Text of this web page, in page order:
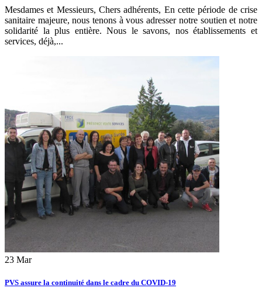
Mesdames et Messieurs, Chers adhérents, En cette période de crise
sanitaire majeure, nous tenons à vous adresser notre soutien et notre
solidarité la plus entière. Nous le savons, nos établissements et
services, déjà,...
23 Mar
PVS assure la continuité dans le cadre du COVID-19